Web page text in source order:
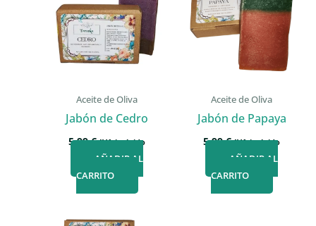
Aceite de Oliva
Jabón de Cedro
5,99€ IVA incluido
AÑADIR AL
CARRITO
Aceite de Oliva
Jabón de Papaya
5,99€ IVA incluido
AÑADIR AL
CARRITO